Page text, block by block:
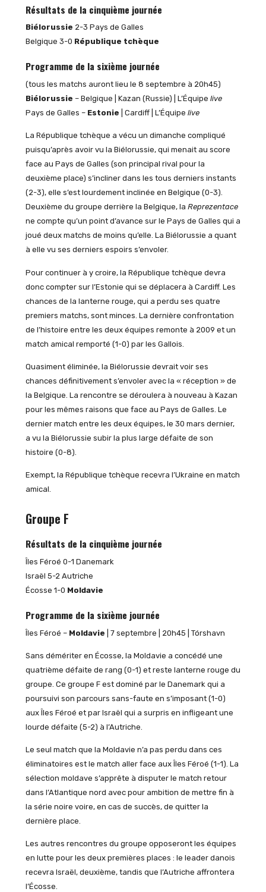
Résultats de la cinquième journée
Biélorussie 2-3 Pays de Galles
Belgique 3-0 République tchèque
Programme de la sixième journée
(tous les matchs auront lieu le 8 septembre à 20h45)
Biélorussie – Belgique | Kazan (Russie) | L’Équipe live
Pays de Galles – Estonie | Cardiff | L’Équipe live
La République tchèque a vécu un dimanche compliqué
puisqu’après avoir vu la Biélorussie, qui menait au score
face au Pays de Galles (son principal rival pour la
deuxième place) s’incliner dans les tous derniers instants
(2-3), elle s’est lourdement inclinée en Belgique (0-3).
Deuxième du groupe derrière la Belgique, la Reprezentace
ne compte qu’un point d’avance sur le Pays de Galles qui a
joué deux matchs de moins qu’elle. La Biélorussie a quant
à elle vu ses derniers espoirs s’envoler.
Pour continuer à y croire, la République tchèque devra
donc compter sur l’Estonie qui se déplacera à Cardiff. Les
chances de la lanterne rouge, qui a perdu ses quatre
premiers matchs, sont minces. La dernière confrontation
de l’histoire entre les deux équipes remonte à 2009 et un
match amical remporté (1-0) par les Gallois.
Quasiment éliminée, la Biélorussie devrait voir ses
chances définitivement s’envoler avec la « réception » de
la Belgique. La rencontre se déroulera à nouveau à Kazan
pour les mêmes raisons que face au Pays de Galles. Le
dernier match entre les deux équipes, le 30 mars dernier,
a vu la Biélorussie subir la plus large défaite de son
histoire (0-8).
Exempt, la République tchèque recevra l’Ukraine en match
amical.
Groupe F
Résultats de la cinquième journée
Îles Féroé 0-1 Danemark
Israël 5-2 Autriche
Écosse 1-0 Moldavie
Programme de la sixième journée
Îles Féroé – Moldavie | 7 septembre | 20h45 | Tórshavn
Sans démériter en Écosse, la Moldavie a concédé une
quatrième défaite de rang (0-1) et reste lanterne rouge du
groupe. Ce groupe F est dominé par le Danemark qui a
poursuivi son parcours sans-faute en s’imposant (1-0)
aux Îles Féroé et par Israël qui a surpris en infligeant une
lourde défaite (5-2) à l’Autriche.
Le seul match que la Moldavie n’a pas perdu dans ces
éliminatoires est le match aller face aux Îles Féroé (1-1). La
sélection moldave s’apprête à disputer le match retour
dans l’Atlantique nord avec pour ambition de mettre fin à
la série noire voire, en cas de succès, de quitter la
dernière place.
Les autres rencontres du groupe opposeront les équipes
en lutte pour les deux premières places : le leader danois
recevra Israël, deuxième, tandis que l’Autriche affrontera
l’Écosse.